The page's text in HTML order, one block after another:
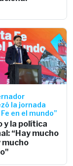
la jornada
en el mundo”
y la política
“Hay mucho